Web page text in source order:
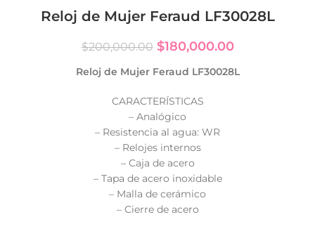
Reloj de Mujer Feraud LF30028L
$200,000.00 $180,000.00
Reloj de Mujer Feraud LF30028L
CARACTERÍSTICAS
– Analógico
– Resistencia al agua: WR
– Relojes internos
– Caja de acero
– Tapa de acero inoxidable
– Malla de cerámico
– Cierre de acero